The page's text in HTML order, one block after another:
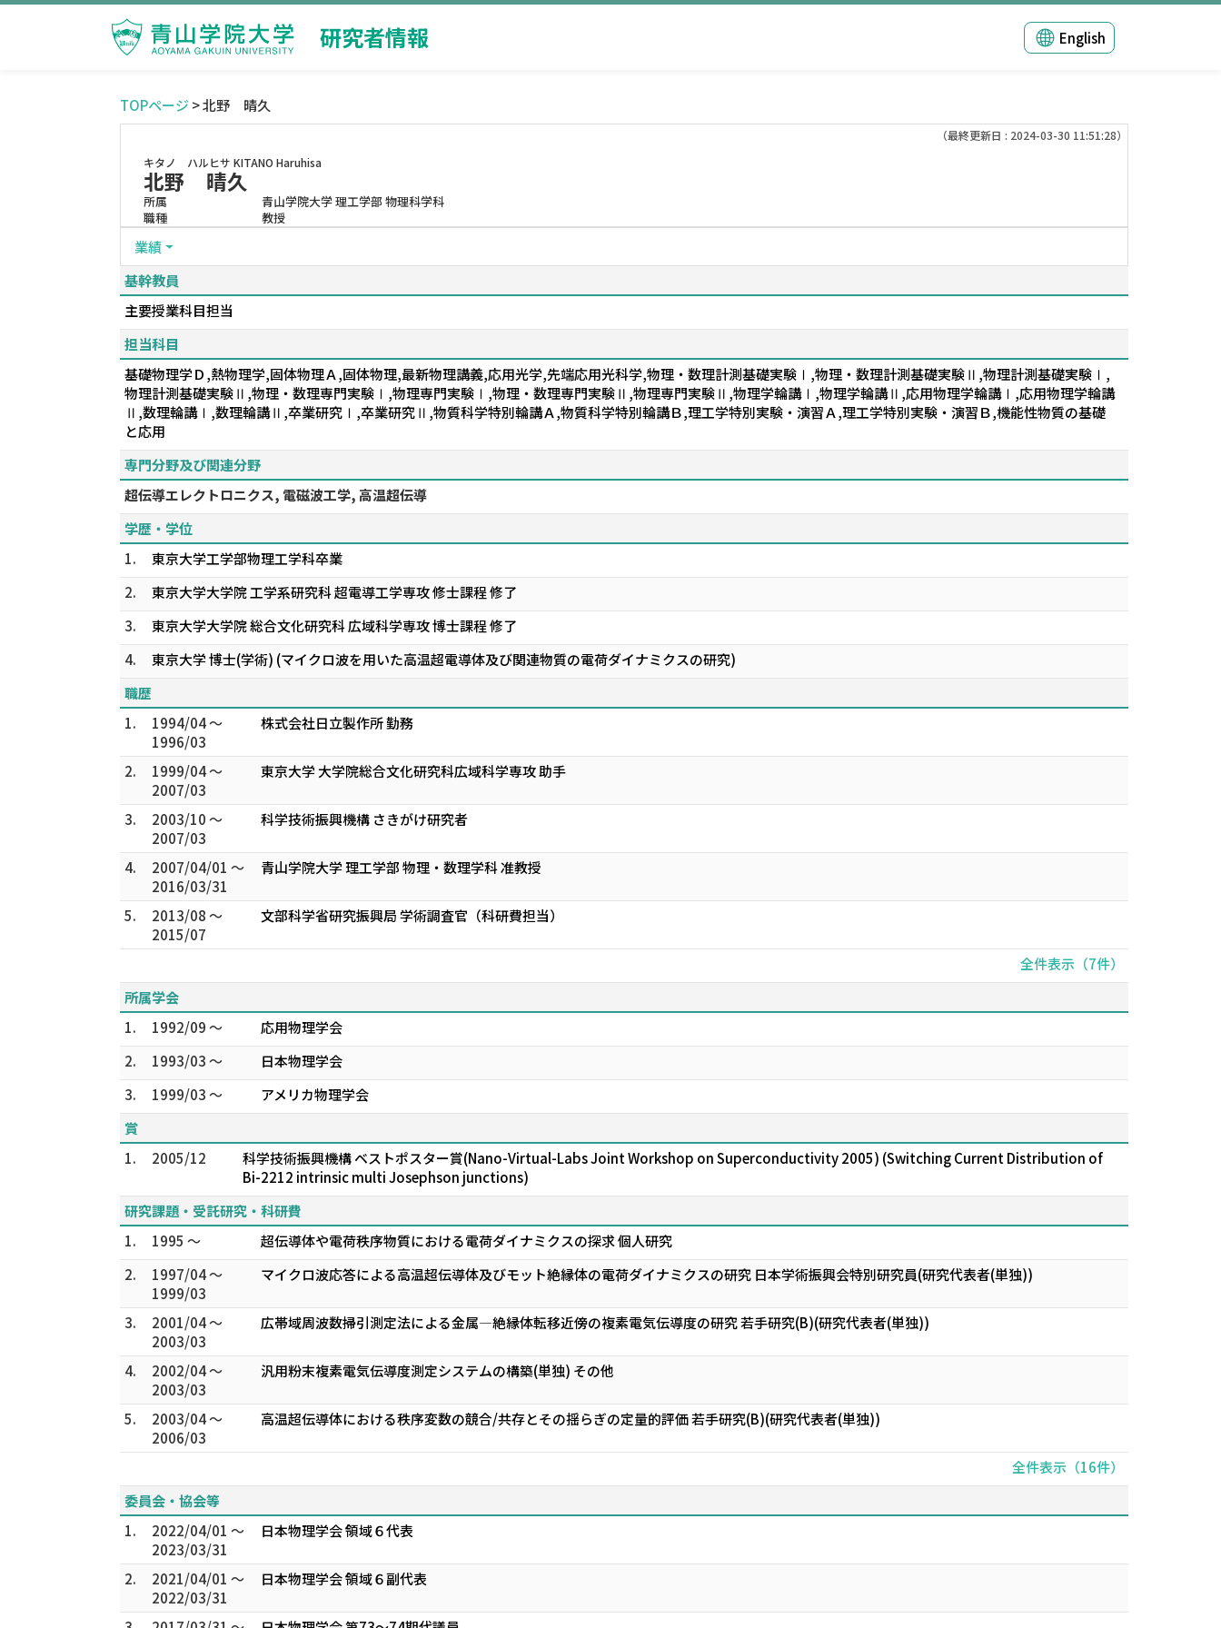
研究者情報 English
TOPページ > 北野 晴久
（最終更新日 : 2024-03-30 11:51:28）
キタノ ハルヒサ KITANO Haruhisa
北野 晴久
所属
青山学院大学 理工学部 物理科学科
職種
教授
業績
基幹教員
主要授業科目担当
担当科目
基礎物理学Ｄ,熱物理学,固体物理Ａ,固体物理,最新物理講義,応用光学,先端応用光科学,物理・数理計測基礎実験Ⅰ,物理・数理計測基礎実験Ⅱ,物理計測基礎実験Ⅰ,
物理計測基礎実験Ⅱ,物理・数理専門実験Ⅰ,物理専門実験Ⅰ,物理・数理専門実験Ⅱ,物理専門実験Ⅱ,物理学輪講Ⅰ,物理学輪講Ⅱ,応用物理学輪講Ⅰ,応用物理学輪講
Ⅱ,数理輪講Ⅰ,数理輪講Ⅱ,卒業研究Ⅰ,卒業研究Ⅱ,物質科学特別輪講Ａ,物質科学特別輪講Ｂ,理工学特別実験・演習Ａ,理工学特別実験・演習Ｂ,機能性物質の基礎
と応用
専門分野及び関連分野
超伝導エレクトロニクス, 電磁波工学, 高温超伝導
学歴・学位
1.
東京大学工学部物理工学科卒業
2.
東京大学大学院 工学系研究科 超電導工学専攻 修士課程 修了
3.
東京大学大学院 総合文化研究科 広域科学専攻 博士課程 修了
4.
東京大学 博士(学術) (マイクロ波を用いた高温超電導体及び関連物質の電荷ダイナミクスの研究)
職歴
1.
1994/04 ～
1996/03
株式会社日立製作所 勤務
2.
1999/04 ～
2007/03
東京大学 大学院総合文化研究科広域科学専攻 助手
3.
2003/10 ～
2007/03
科学技術振興機構 さきがけ研究者
4.
2007/04/01 ～
2016/03/31
青山学院大学 理工学部 物理・数理学科 准教授
5.
2013/08 ～
2015/07
文部科学省研究振興局 学術調査官（科研費担当）
全件表示（7件）
所属学会
1.
1992/09 ～
応用物理学会
2.
1993/03 ～
日本物理学会
3.
1999/03 ～
アメリカ物理学会
賞
1.
2005/12
科学技術振興機構 ベストポスター賞(Nano-Virtual-Labs Joint Workshop on Superconductivity 2005) (Switching Current Distribution of
Bi-2212 intrinsic multi Josephson junctions)
研究課題・受託研究・科研費
1.
1995 ～
超伝導体や電荷秩序物質における電荷ダイナミクスの探求 個人研究
2.
1997/04 ～
1999/03
マイクロ波応答による高温超伝導体及びモット絶縁体の電荷ダイナミクスの研究 日本学術振興会特別研究員(研究代表者(単独))
3.
2001/04 ～
2003/03
広帯域周波数掃引測定法による金属―絶縁体転移近傍の複素電気伝導度の研究 若手研究(B)(研究代表者(単独))
4.
2002/04 ～
2003/03
汎用粉末複素電気伝導度測定システムの構築(単独) その他
5.
2003/04 ～
2006/03
高温超伝導体における秩序変数の競合/共存とその揺らぎの定量的評価 若手研究(B)(研究代表者(単独))
全件表示（16件）
委員会・協会等
1.
2022/04/01 ～
2023/03/31
日本物理学会 領域６代表
2.
2021/04/01 ～
2022/03/31
日本物理学会 領域６副代表